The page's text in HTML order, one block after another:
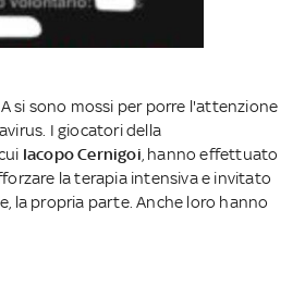
si sono mossi per porre l'attenzione
I giocatori della
Iacopo Cernigoi , hanno effettuato
la terapia intensiva e invitato
la propria parte. Anche loro hanno